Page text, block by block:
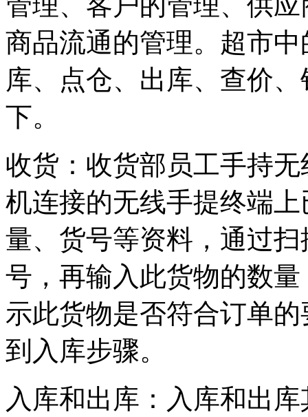
商品流通的管理。超市
库、点仓、出库、查价
下。
收货：收货部员工手持
机连接的无线手提终端
量、货号等资料，通过
号，再输入此货物的数
示此货物是否符合订单
到入库步骤。
入库和出库：入库和出